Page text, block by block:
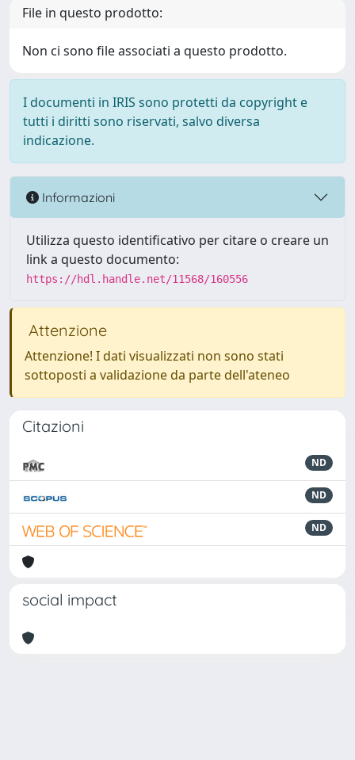
File in questo prodotto:
Non ci sono file associati a questo prodotto.
I documenti in IRIS sono protetti da copyright e
tutti i diritti sono riservati, salvo diversa
indicazione.
Informazioni
Utilizza questo identificativo per citare o creare un
link a questo documento:
https://hdl.handle.net/11568/160556
Attenzione
Attenzione! I dati visualizzati non sono stati
sottoposti a validazione da parte dell'ateneo
Citazioni
ND
ND
ND
social impact